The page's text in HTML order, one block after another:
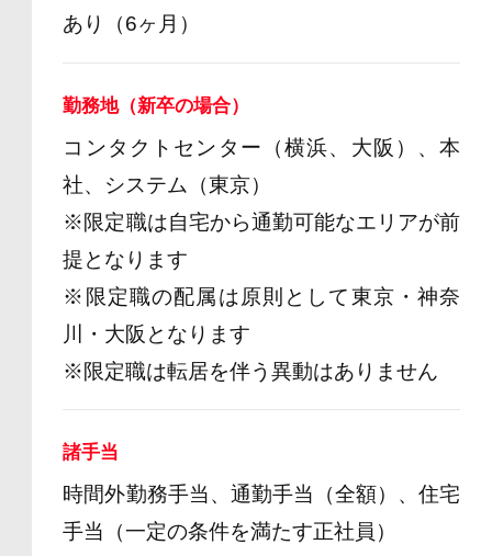
あり（6ヶ月）
勤務地（新卒の場合）
コンタクトセンター（横浜、大阪）、本
社、システム（東京）
※限定職は自宅から通勤可能なエリアが前
提となります
※限定職の配属は原則として東京・神奈
川・大阪となります
※限定職は転居を伴う異動はありません
諸手当
時間外勤務手当、通勤手当（全額）、住宅
手当（一定の条件を満たす正社員）